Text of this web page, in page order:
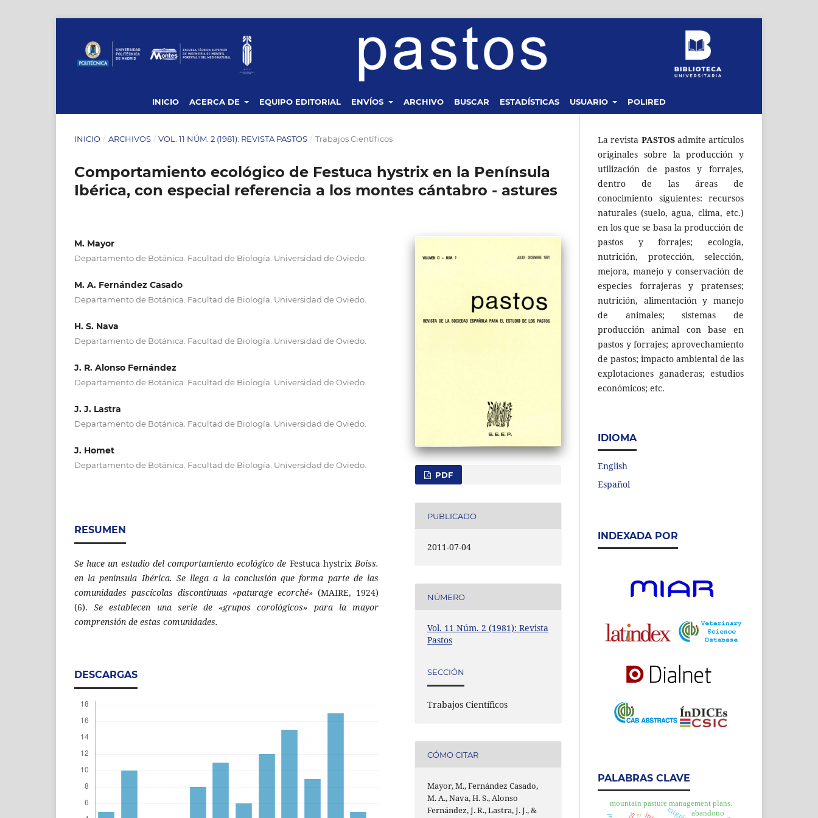
INICIO ACERCA DE EQUIPO EDITORIAL ENVÍOS ARCHIVO BUSCAR ESTADÍSTICAS USUARIO POLIRED
INICIO / ARCHIVOS / VOL. 11 NÚM. 2 (1981): REVISTA PASTOS / Trabajos Científicos
Comportamiento ecológico de Festuca hystrix en la Península
Ibérica, con especial referencia a los montes cántabro - astures
M. Mayor
Departamento de Botánica. Facultad de Biología. Universidad de Oviedo.
M. A. Fernández Casado
Departamento de Botánica. Facultad de Biología. Universidad de Oviedo.
H. S. Nava
Departamento de Botánica. Facultad de Biología. Universidad de Oviedo.
J. R. Alonso Fernández
Departamento de Botánica. Facultad de Biología. Universidad de Oviedo.
J. J. Lastra
Departamento de Botánica. Facultad de Biología. Universidad de Oviedo.
J. Homet
Departamento de Botánica. Facultad de Biología. Universidad de Oviedo.
RESUMEN
Se hace un estudio del comportamiento ecológico de Festuca hystrixBoiss.
en la península Ibérica. Se llega a la conclusión que forma parte de las
comunidades pascícolas discontinuas «paturage ecorché» (MAIRE, 1924)
(6).Se establecen una serie de «grupos corológicos» para la mayor
comprensión de estas comunidades.
DESCARGAS
PDF
PUBLICADO
2011-07-04
NÚMERO
Vol. 11 Núm. 2 (1981): Revista
Pastos
SECCIÓN
Trabajos Científicos
CÓMO CITAR
Mayor, M., Fernández Casado,
M. A., Nava, H. S., Alonso
Fernández, J. R., Lastra, J. J., &
La revista PASTOSadmite artículos
originales sobre la producción y
utilización de pastos y forrajes,
dentro de las áreas de
conocimiento siguientes: recursos
naturales (suelo, agua, clima, etc.)
en los que se basa la producción de
pastos y forrajes; ecología,
nutrición, protección, selección,
mejora, manejo y conservación de
especies forrajeras y pratenses;
nutrición, alimentación y manejo
de animales; sistemas de
producción animal con base en
pastos y forrajes; aprovechamiento
de pastos; impacto ambiental de las
explotaciones ganaderas; estudios
económicos; etc.
IDIOMA
English
Español
INDEXADA POR
PALABRAS CLAVE
mountain pasture management plans.
abandono